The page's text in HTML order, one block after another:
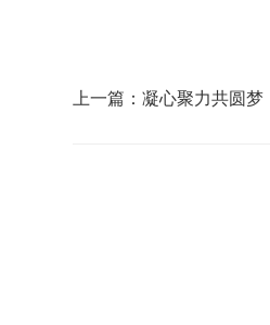
上一篇：凝心聚力共圆